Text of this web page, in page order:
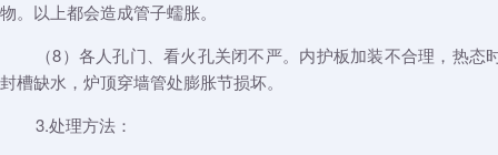
物。以上都会造成管子蠕胀。
（8）各人孔门、看火孔关闭不严。内护板加装不合理，热
封槽缺水，炉顶穿墙管处膨胀节损坏。
3.处理方法：